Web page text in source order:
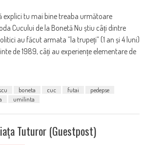
explici tu mai bine treaba următoare
Cucului de la Bonetă Nu știu câți dintre
au făcut armata ”la trupeți” (1 an și 4 luni)
de 1989, câți au experiențe elementare de
boneta cuc futai
pedepse
umilinta
Tuturor (guestpost)